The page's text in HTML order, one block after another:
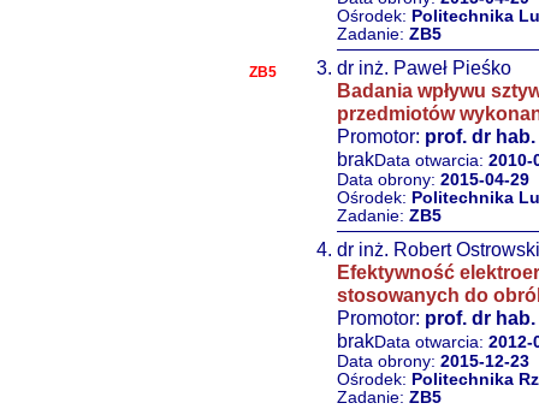
ZB5
Ośrodek: Politechnika
Zadanie: ZB5
dr inż. Paweł Pieśko
Badania wpływu
przedmiotów
Promotor: prof. dr
brakData otwarcia: 2010-
Data obrony: 2015-04-29
Ośrodek: Politechnika
Zadanie: ZB5
dr inż. Robert Ostrowski
Efektywność
stosowanych do
Promotor: prof. dr
brakData otwarcia: 2012-
Data obrony: 2015-12-23
Ośrodek: Politechnika
Zadanie: ZB5